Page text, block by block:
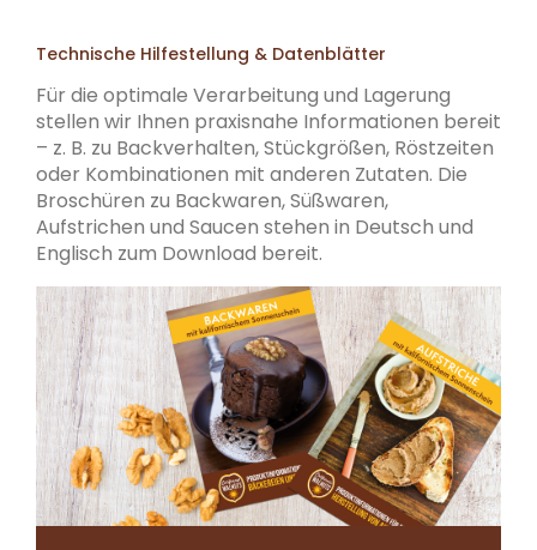
Technische Hilfestellung & Datenblätter
Für die optimale Verarbeitung und Lagerung
stellen wir Ihnen praxisnahe Informationen bereit
– z. B. zu Backverhalten, Stückgrößen, Röstzeiten
oder Kombinationen mit anderen Zutaten. Die
Broschüren zu Backwaren, Süßwaren,
Aufstrichen und Saucen stehen in Deutsch und
Englisch zum Download bereit.